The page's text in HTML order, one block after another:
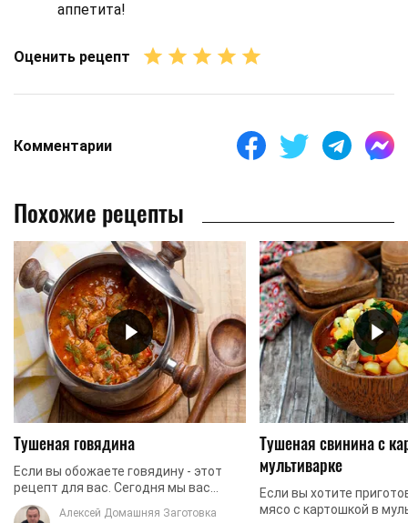
аппетита!
Оценить рецепт
Комментарии
Похожие рецепты
Тушеная говядина
Если вы обожаете говядину - этот
рецепт для вас. Сегодня мы вас
порадуем тушеной говядиной,
Алексей Домашняя Заготовка
Тушеная свинина с
мультиварке
Если вы хотите
мясо с картошкой в